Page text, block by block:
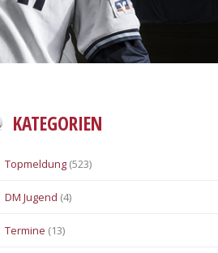
KATEGORIEN
Topmeldung (523)
DM Jugend (4)
Termine (13)